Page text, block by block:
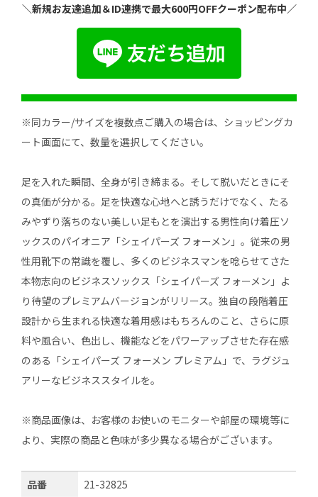
＼新規お友達追加＆ID連携で最大600円OFFクーポン配布中／
※同カラー/サイズを複数点ご購入の場合は、ショッピングカ
ート画面にて、数量を選択してください。
足を入れた瞬間、全身が引き締まる。そして脱いだときにそ
の真価が分かる。足を快適な心地へと誘うだけでなく、たる
みやずり落ちのない美しい足もとを演出する男性向け着圧ソ
ックスのパイオニア「シェイパーズ フォーメン」。従来の男
性用靴下の常識を覆し、多くのビジネスマンを唸らせてさた
本物志向のビジネスソックス「シェイパーズ フォーメン」よ
り待望のプレミアムバージョンがリリース。独自の段階着圧
設計から生まれる快適な着用感はもちろんのこと、さらに原
料や風合い、色出し、機能などをパワーアップさせた存在感
のある「シェイパーズ フォーメン プレミアム」で、ラグジュ
アリーなビジネススタイルを。
※商品画像は、お客様のお使いのモニターや部屋の環境等に
より、実際の商品と色味が多少異なる場合がございます。
品番
21-32825